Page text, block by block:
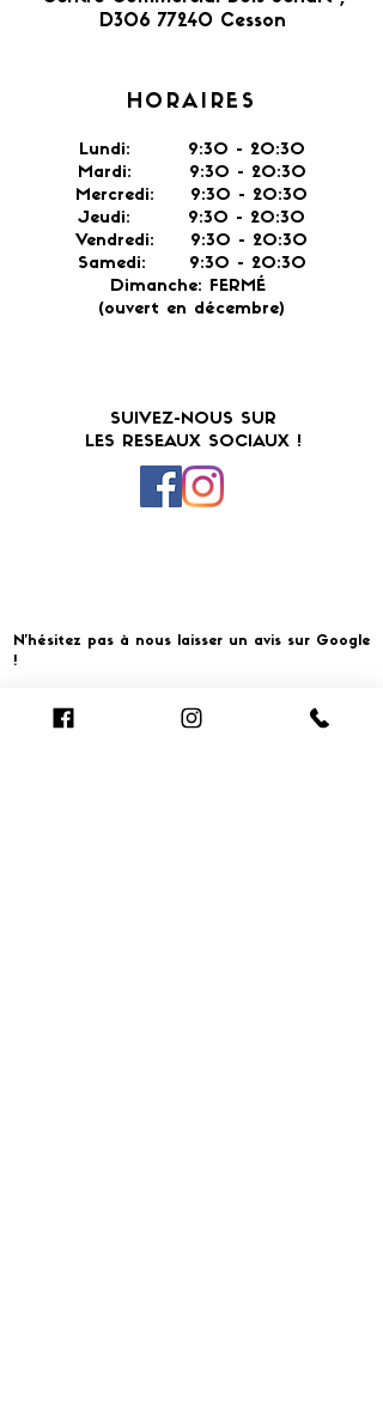
D306 77240 Cesson​
HORAIRES
Lundi: 9:30 - 20:30
Mardi: 9:30 - 20:30
Mercredi: 9:30 - 20:30
Jeudi: 9:30 - 20:30
Vendredi: 9:30 - 20:30
Samedi: 9:30 - 20:30
Dimanche: FERMÉ
(ouvert en décembre)
SUIVEZ-NOUS SUR
LES RESEAUX SOCIAUX !
N'hésitez pas à nous laisser un avis sur Google
!